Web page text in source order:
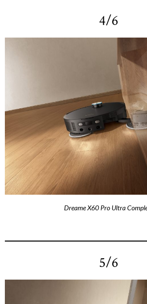
4/6
Dreame X60 Pro Ultra
5/6